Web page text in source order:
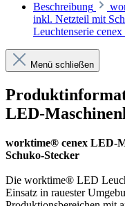
Beschreibung
inkl. Netzteil mit
Leuchtenserie
Menü schließen
LED-
worktime® cenex LED-
Schuko-Stecker
Die worktime® LED
Einsatz in rauester